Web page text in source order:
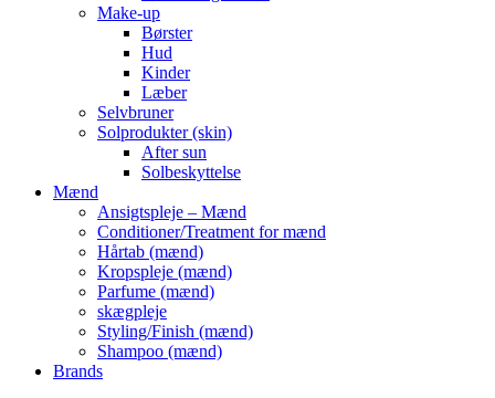
Make-up
Børster
Hud
Kinder
Læber
Selvbruner
Solprodukter (skin)
After sun
Solbeskyttelse
Mænd
Ansigtspleje – Mænd
Conditioner/Treatment for mænd
Hårtab (mænd)
Kropspleje (mænd)
Parfume (mænd)
skægpleje
Styling/Finish (mænd)
Shampoo (mænd)
Brands